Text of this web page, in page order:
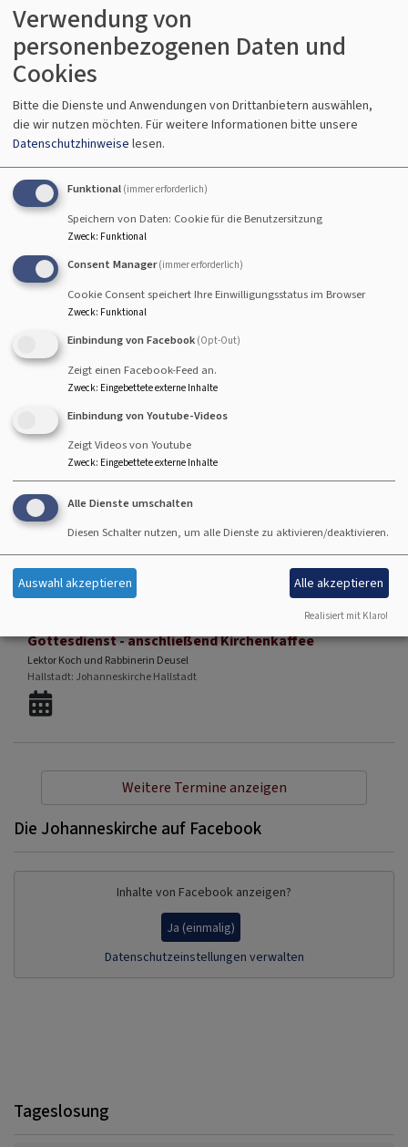
Gottesdienst
Breitengüßbach Seniorenzentrum Breitengüßbach
Fr, 7.8. 15 Uhr
Gottesdienst
Pfrin. Wittmann-Schlechtweg
Hallstadt Seniorenzentrum St. Kilian-Caritas
So, 9.8. 10 Uhr
Gottesdienst mit Abendmahl - anschließend
Kirchenkaffee
Prädikantin Susanne Freund
Hallstadt Johanneskirche Hallstadt
Gottesdienst - anschließend Kirchenkaffee
Lektor Koch und Rabbinerin Deusel
Hallstadt Johanneskirche Hallstadt
Weitere Termine anzeigen
Die Johanneskirche auf Facebook
Inhalte von Facebook anzeigen?
Ja (einmalig)
Datenschutzeinstellungen verwalten
Tageslosung
Verwendung von
personenbezogenen Daten und
Cookies
Bitte die Dienste und Anwendungen von Drittanbietern auswählen,
die wir nutzen möchten. Für weitere Informationen bitte unsere
Datenschutzhinweise lesen.
Funktional (immer erforderlich)
Speichern von Daten: Cookie für die Benutzersitzung
Zweck: Funktional
Consent Manager (immer erforderlich)
Cookie Consent speichert Ihre Einwilligungsstatus im Browser
Zweck: Funktional
Einbindung von Facebook (Opt-Out)
Zeigt einen Facebook-Feed an.
Zweck: Eingebettete externe Inhalte
Einbindung von Youtube-Videos
Zeigt Videos von Youtube
Zweck: Eingebettete externe Inhalte
Alle Dienste umschalten
Diesen Schalter nutzen, um alle Dienste zu aktivieren/deaktivieren.
Auswahl akzeptieren Alle akzeptieren
Realisiert mit Klaro!